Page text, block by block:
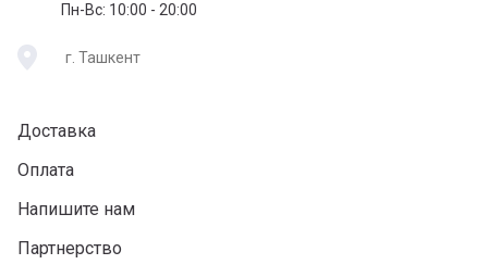
Пн-Вс: 10:00 - 20:00
г. Ташкент
Доставка
Оплата
Напишите нам
Партнерство